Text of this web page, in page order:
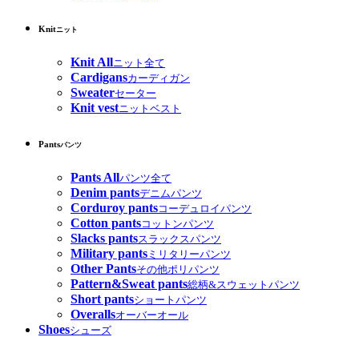
Knitニット
Knit Allニット全て
Cardigansカーディガン
Sweaterセーター
Knit vestニットベスト
Pantsパンツ
Pants Allパンツ全て
Denim pantsデニムパンツ
Corduroy pantsコーデュロイパンツ
Cotton pantsコットンパンツ
Slacks pantsスラックスパンツ
Military pants ミリタリーパンツ
Other Pantsその他ポリパンツ
Pattern&Sweat pants総柄&スウェットパンツ
Short pantsショートパンツ
Overallsオーバーオール
Shoesシューズ